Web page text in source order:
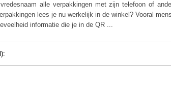
alle verpakkingen met zijn telefoon of
lees je nu werkelijk in de winkel? Vooral
informatie die je in de QR ...